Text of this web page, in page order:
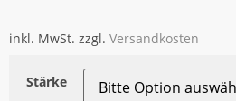
inkl. MwSt. zzgl. Versandkosten
Stärke